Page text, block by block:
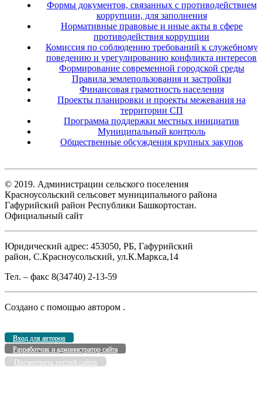
Формы документов, связанных с противодействием
коррупции, для заполнения
Нормативные правовые и иные акты в сфере
противодействия коррупции
Комиссия по соблюдению требований к служебному
поведению и урегулированию конфликта интересов
Формирование современной городской среды
Правила землепользования и застройки
Финансовая грамотность населения
Проекты планировки и проекты межевания на
территории СП
Программа поддержки местных инициатив
Муниципальный контроль
Общественные обсуждения крупных закупок
© 2019. Администрации сельского поселения
Красноусольский сельсовет муниципального района
Гафурийский район Республики Башкортостан.
Официальный сайт
Юридический адрес: 453050, РБ, Гафурийский
район, С.Красноусольский, ул.К.Маркса,14
Тел. – факс 8(34740) 2-13-59
Создано с помощью автором .
Вход для авторов
Разработчик и администратор сайта
Посмотреть гостей сайта